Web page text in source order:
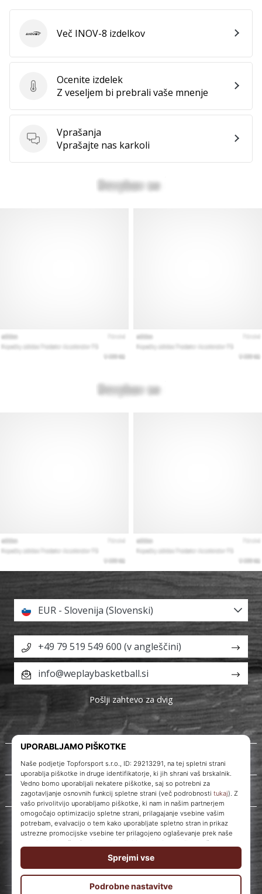
Ocenite izdelek
Ocenite izdelek
Z veseljem bi prebrali vaše mnenje
Vprašanja
Vprašanja
Vprašajte nas karkoli
INOV-8Več INOV-8 izdelkov
WePlayBasketball.si
O nas
Storitve za stranke
EUR - Slovenija (Slovenski)
+49 79 519 549 600 (v angleščini)
info@weplaybasketball.si
Pošlji zahtevo za dvig